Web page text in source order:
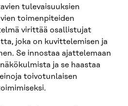
tulevaisuuksien
toimenpiteiden
virittää osallistujat
joka on kuvittelemisen ja
Se innostaa ajattelemaan
ja se haastaa
toivotunlaisen